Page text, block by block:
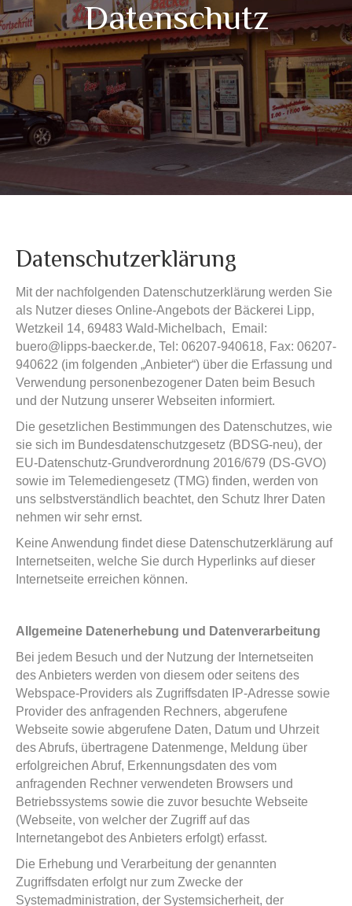
Datenschutz
Datenschutzerklärung
Mit der nachfolgenden Datenschutzerklärung werden Sie
als Nutzer dieses Online-Angebots der Bäckerei Lipp,
Wetzkeil 14, 69483 Wald-Michelbach, Email:
buero@lipps-baecker.de, Tel: 06207-940618, Fax: 06207-
940622 (im folgenden „Anbieter“) über die Erfassung und
Verwendung personenbezogener Daten beim Besuch
und der Nutzung unserer Webseiten informiert.
Die gesetzlichen Bestimmungen des Datenschutzes, wie
sie sich im Bundesdatenschutzgesetz (BDSG-neu), der
EU-Datenschutz-Grundverordnung 2016/679 (DS-GVO)
sowie im Telemediengesetz (TMG) finden, werden von
uns selbstverständlich beachtet, den Schutz Ihrer Daten
nehmen wir sehr ernst.
Keine Anwendung findet diese Datenschutzerklärung auf
Internetseiten, welche Sie durch Hyperlinks auf dieser
Internetseite erreichen können.
Allgemeine Datenerhebung und Datenverarbeitung
Bei jedem Besuch und der Nutzung der Internetseiten
des Anbieters werden von diesem oder seitens des
Webspace-Providers als Zugriffsdaten IP-Adresse sowie
Provider des anfragenden Rechners, abgerufene
Webseite sowie abgerufene Daten, Datum und Uhrzeit
des Abrufs, übertragene Datenmenge, Meldung über
erfolgreichen Abruf, Erkennungsdaten des vom
anfragenden Rechner verwendeten Browsers und
Betriebssystems sowie die zuvor besuchte Webseite
(Webseite, von welcher der Zugriff auf das
Internetangebot des Anbieters erfolgt) erfasst.
Die Erhebung und Verarbeitung der genannten
Zugriffsdaten erfolgt nur zum Zwecke der
Systemadministration, der Systemsicherheit, der